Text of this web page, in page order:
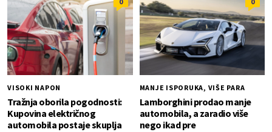
VISOKI NAPON
Tražnja oborila pogodnosti:
Kupovina električnog
automobila postaje skuplja
MANJE ISPORUKA, VIŠE PARA
Lamborghini prodao manje
automobila, a zaradio više
nego ikad pre